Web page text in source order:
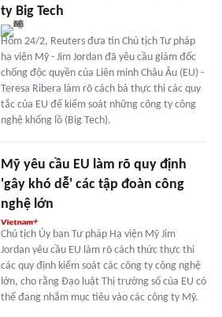
ty Big Tech
Hôm 24/2, Reuters đưa tin Chủ tịch Tư pháp
hạ viện Mỹ - Jim Jordan đã yêu cầu giám đốc
chống độc quyền của Liên minh Châu Âu (EU) -
Teresa Ribera làm rõ cách bà thực thi các quy
tắc của EU để kiểm soát những công ty công
nghệ khổng lồ (Big Tech).
Mỹ yêu cầu EU làm rõ quy định
'gây khó dễ' các tập đoàn công
nghệ lớn
Chủ tịch Ủy ban Tư pháp Hạ viện Mỹ Jim
Jordan yêu cầu EU làm rõ cách thức thực thi
các quy định kiểm soát các công ty công nghệ
lớn, cho rằng Đạo luật Thị trường số của EU có
thể đang nhắm mục tiêu vào các công ty Mỹ.